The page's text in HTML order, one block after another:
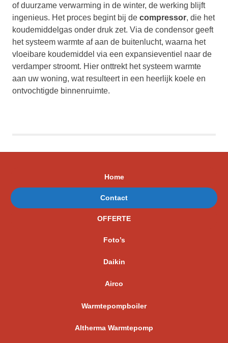
of duurzame verwarming in de winter, de werking blijft
ingenieus. Het proces begint bij de compressor, die het
koudemiddelgas onder druk zet. Via de condensor geeft
het systeem warmte af aan de buitenlucht, waarna het
vloeibare koudemiddel via een expansieventiel naar de
verdamper stroomt. Hier onttrekt het systeem warmte
aan uw woning, wat resulteert in een heerlijk koele en
ontvochtigde binnenruimte.
Home
Contact
OFFERTE
Foto’s
Daikin
Airco
Warmtepompboiler
Altherma Warmtepomp